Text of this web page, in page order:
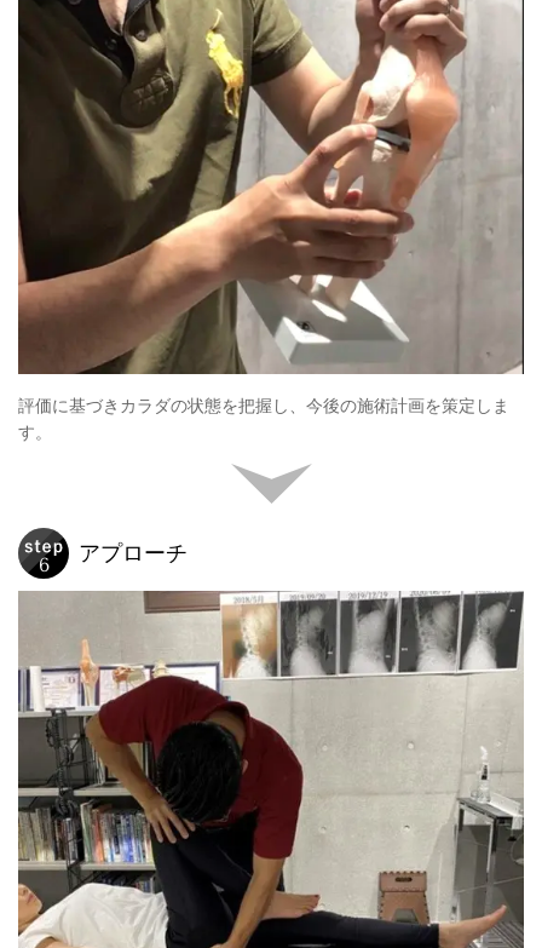
評価に基づきカラダの状態を把握し、今後の施術計画を策定しま
す。
アプローチ